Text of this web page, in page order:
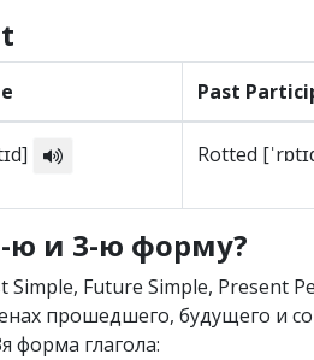
Past
Rotted
ю и 3-ю форму?
Simple, Future Simple, Present
прошедшего, будущего и
форма глагола: